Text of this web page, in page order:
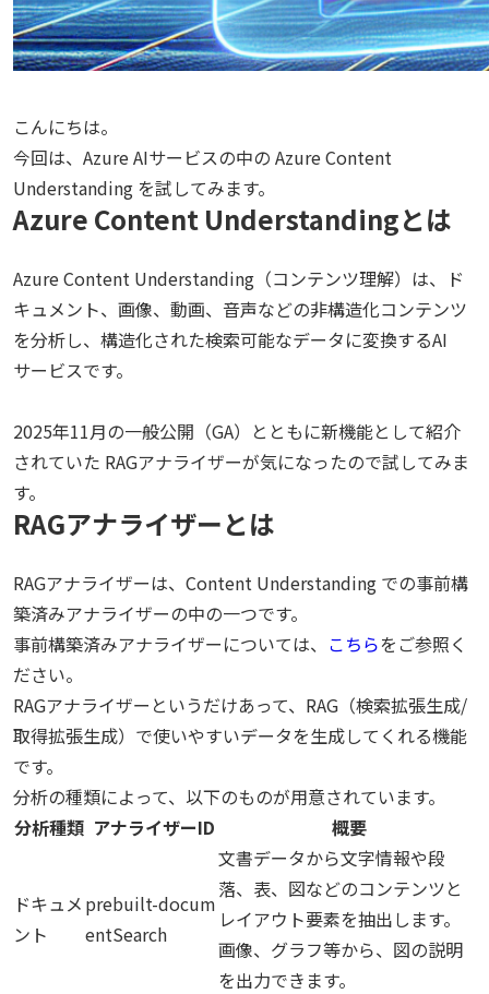
こんにちは。
今回は、Azure AIサービスの中の Azure Content
Understanding を試してみます。
Azure Content Understandingとは
Azure Content Understanding（コンテンツ理解）は、ド
キュメント、画像、動画、音声などの非構造化コンテンツ
を分析し、構造化された検索可能なデータに変換するAI
サービスです。
2025年11月の一般公開（GA）とともに新機能として紹介
されていた RAGアナライザーが気になったので試してみま
す。
RAGアナライザーとは
RAGアナライザーは、Content Understanding での事前構
築済みアナライザーの中の一つです。
事前構築済みアナライザーについては、 こちらをご参照く
ださい。
RAGアナライザーというだけあって、RAG（検索拡張生成/
取得拡張生成）で使いやすいデータを生成してくれる機能
です。
分析の種類によって、以下のものが用意されています。
分析種類 アナライザーID 概要
ドキュメ
ント
prebuilt-docum
entSearch
文書データから文字情報や段
落、表、図などのコンテンツと
レイアウト要素を抽出します。
画像、グラフ等から、図の説明
を出力できます。